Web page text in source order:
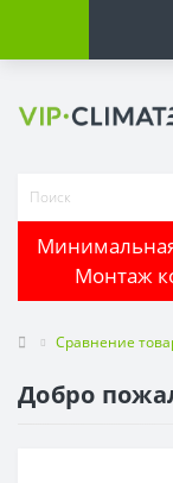
Монтаж
Сравнение
Добро